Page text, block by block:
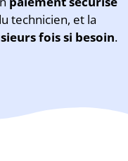
technicien, et la
fois si besoin.